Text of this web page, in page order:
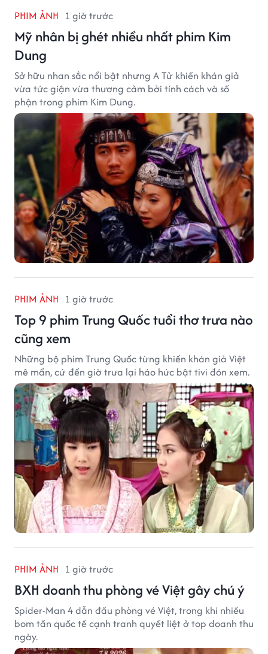
PHIM ẢNH 1 giờ trước
Mỹ nhân bị ghét nhiều nhất phim Kim
Dung
Sở hữu nhan sắc nổi bật nhưng A Tử khiến khán giả
vừa tức giận vừa thương cảm bởi tính cách và số
phận trong phim Kim Dung.
PHIM ẢNH 1 giờ trước
Top 9 phim Trung Quốc tuổi thơ trưa nào
cũng xem
Những bộ phim Trung Quốc từng khiến khán giả Việt
mê mẩn, cứ đến giờ trưa lại háo hức bật tivi đón xem.
PHIM ẢNH 1 giờ trước
BXH doanh thu phòng vé Việt gây chú ý
Spider-Man 4 dẫn đầu phòng vé Việt, trong khi nhiều
bom tấn quốc tế cạnh tranh quyết liệt ở top doanh thu
ngày.